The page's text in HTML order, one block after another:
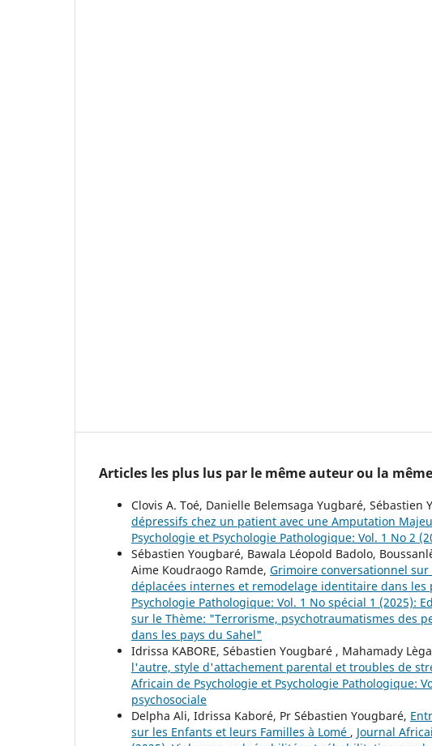
Articles les plus lus par le même auteur ou la
Clovis A. Toé, Danielle Belemsaga Yugbaré, Sébastien
dépressifs chez un patient avec une Amputation
Psychologie et Psychologie Pathologique: Vol. 1 No 2
Sébastien Yougbaré, Bawala Léopold Badolo,
Aime Koudraogo Ramde, Grimoire conversationnel
déplacées internes et remodelage identitaire dans les
Psychologie Pathologique: Vol. 1 No spécial 1 (2025):
sur le Thème: "Terrorisme, psychotraumatismes des
dans les pays du Sahel"
Idrissa KABORE, Sébastien Yougbaré , Mahamady
l'autre, style d'attachement parental et troubles de
Africain de Psychologie et Psychologie Pathologique:
psychosociale
Delpha Ali, Idrissa Kaboré, Pr Sébastien Yougbaré,
sur les Enfants et leurs Familles à Lomé , Journal